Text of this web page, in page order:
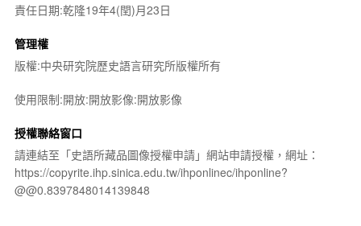
責任日期:乾隆19年4(閏)月23日
管理權
版權:中央研究院歷史語言研究所版權所有
使用限制:開放:開放影像:開放影像
授權聯絡窗口
請連結至「史語所藏品圖像授權申請」網站申請授權，網址：
https://copyrite.ihp.sinica.edu.tw/ihponlinec/ihponline?
@@0.8397848014139848